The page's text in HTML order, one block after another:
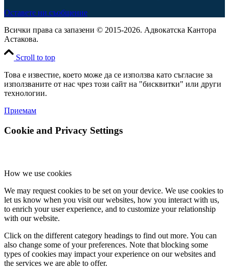
Оставете ни съобщение
Всички права са запазени © 2015-2026. Адвокатска Кантора
Астакова.
Scroll to top
Това е известие, което може да се използва като съгласие за
използваните от нас чрез този сайт на "бисквитки" или други
технологии.
Приемам
Cookie and Privacy Settings
How we use cookies
We may request cookies to be set on your device. We use cookies to
let us know when you visit our websites, how you interact with us,
to enrich your user experience, and to customize your relationship
with our website.
Click on the different category headings to find out more. You can
also change some of your preferences. Note that blocking some
types of cookies may impact your experience on our websites and
the services we are able to offer.